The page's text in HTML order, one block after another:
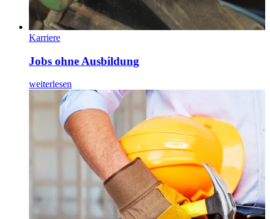
Karriere
Jobs ohne Ausbildung
weiterlesen